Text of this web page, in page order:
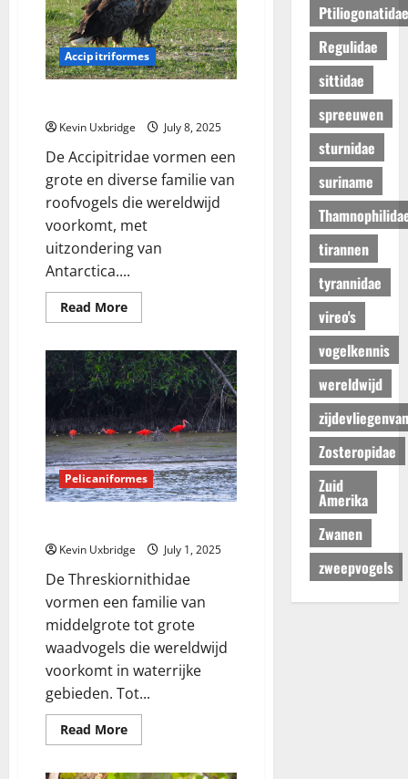
Accipitriformes
Kevin Uxbridge July 8, 2025
De Accipitridae vormen een
grote en diverse familie van
roofvogels die wereldwijd
voorkomt, met
uitzondering van
Antarctica....
Read MoreRead
more
–
havikachtigen
Pelicaniformes
Kevin Uxbridge July 1, 2025
De Threskiornithidae
vormen een familie van
middelgrote tot grote
waadvogels die wereldwijd
voorkomt in waterrijke
gebieden. Tot...
Read MoreRead
more
Ptiliogonatidae
Regulidae
sittidae
spreeuwen
sturnidae
suriname
tirannen
tyrannidae
vireo's
vogelkennis
wereldwijd
Zosteropidae
Zuid
Amerika
Zwanen
zweepvogels